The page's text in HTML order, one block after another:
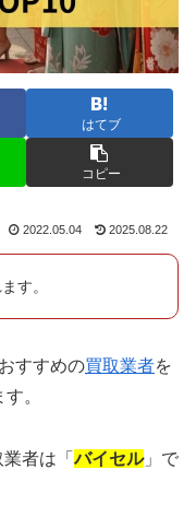
はてブ
コピー
2022.05.04 2025.08.22
す。
すすめの買取業者を
。
業者は「バイセル」で